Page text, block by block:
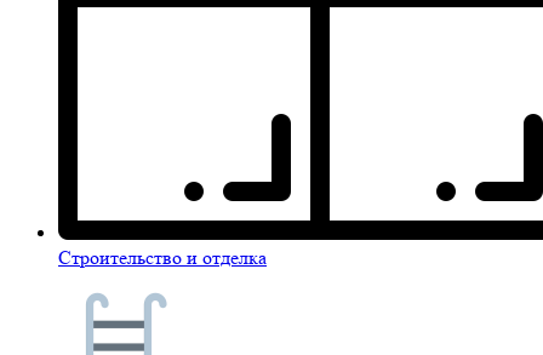
Строительство и отделка